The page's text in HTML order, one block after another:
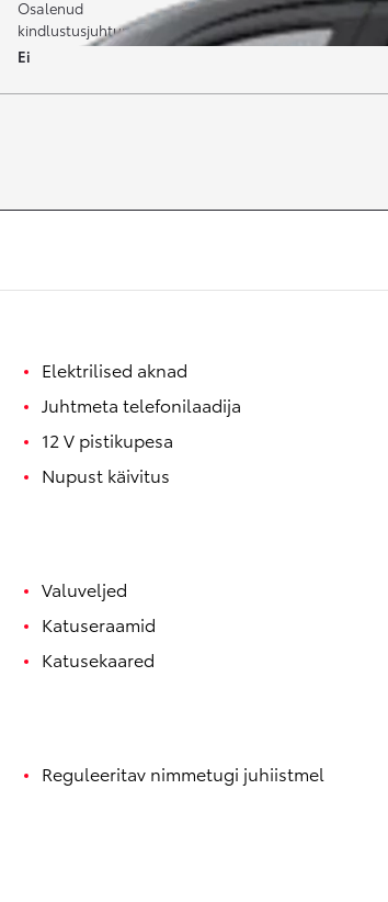
Osalenud
kindlustusjuhtumis
Ei
Elektrilised aknad
Juhtmeta telefonilaadija
12 V pistikupesa
Nupust käivitus
Valuveljed
Katuseraamid
Katusekaared
Reguleeritav nimmetugi juhiistmel